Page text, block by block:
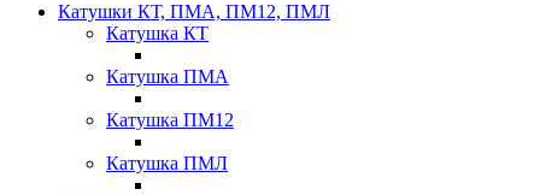
Катушки КТ, ПМА, ПМ12, ПМЛ
Катушка КТ
Катушка ПМА
Катушка ПМ12
Катушка ПМЛ